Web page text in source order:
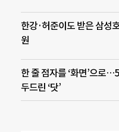
한강·허준이도 받은 삼성
원
한 줄 점자를 ‘화면’으로
두드린 ‘닷’